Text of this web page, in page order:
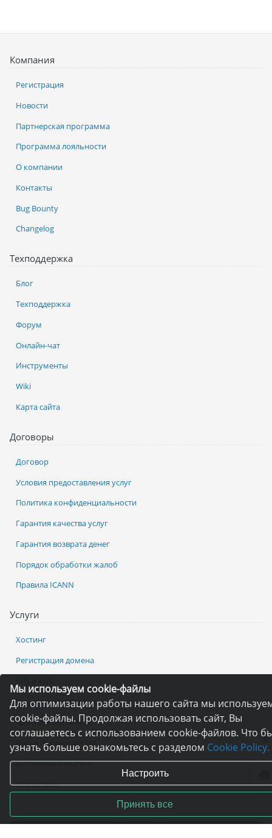
Мы используем cookie-файлы
Для оптимизации работы нашего сайта мы
cookie-файлы. Продолжая использовать сайт, Вы
соглашаетесь с использованием cookie-файлов. Что
узнать больше ознакомьтесь с разделом Cookie Policy.
Настроить
Принять все
Услуги
Хостинг
Регистрация домена
Выделенные сервера
Конструктор сайтов
Наши преимущества
Бесплатный хостинг
Статистика
Компания
Регистрация
Новости
Партнерская программа
Программа лояльности
О компании
Контакты
Bug Bounty
Changelog
Техподдержка
Блог
Техподдержка
Форум
Онлайн-чат
Инструменты
Wiki
Карта сайта
Договоры
Договор
Условия предоставления услуг
Политика конфиденциальности
Гарантия качества услуг
Гарантия возврата денег
Порядок обработки жалоб
Правила ICANN